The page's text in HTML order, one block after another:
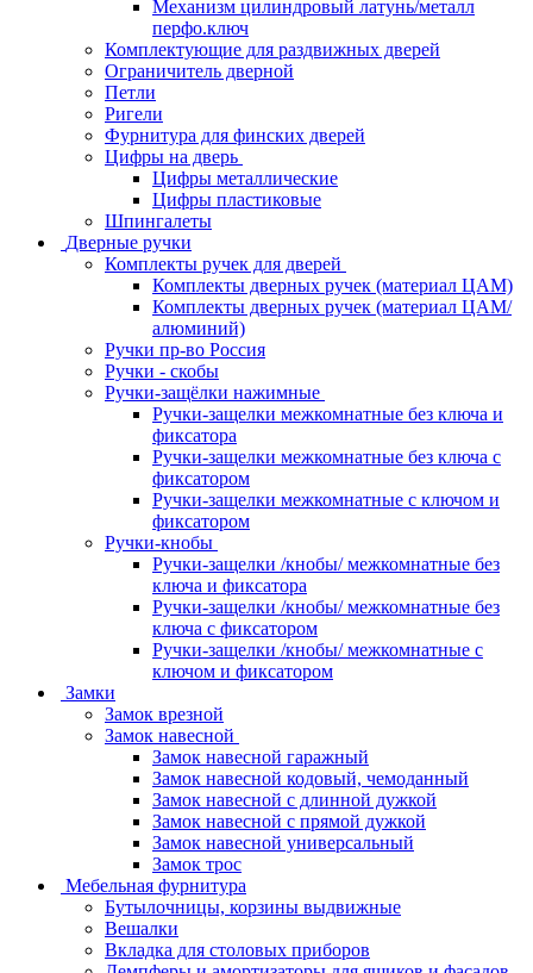
Механизм цилиндровый латунь/металл
перфо.ключ
Комплектующие для раздвижных дверей
Ограничитель дверной
Петли
Ригели
Фурнитура для финских дверей
Цифры на дверь
Цифры металлические
Цифры пластиковые
Шпингалеты
Дверные ручки
Комплекты ручек для дверей
Комплекты дверных ручек (материал ЦАМ)
Комплекты дверных ручек (материал ЦАМ/
алюминий)
Ручки пр-во Россия
Ручки - скобы
Ручки-защёлки нажимные
Ручки-защелки межкомнатные без ключа и
фиксатора
Ручки-защелки межкомнатные без ключа с
фиксатором
Ручки-защелки межкомнатные с ключом и
фиксатором
Ручки-кнобы
Ручки-защелки /кнобы/ межкомнатные без
ключа и фиксатора
Ручки-защелки /кнобы/ межкомнатные без
ключа с фиксатором
Ручки-защелки /кнобы/ межкомнатные с
ключом и фиксатором
Замки
Замок врезной
Замок навесной
Замок навесной гаражный
Замок навесной кодовый, чемоданный
Замок навесной с длинной дужкой
Замок навесной с прямой дужкой
Замок навесной универсальный
Замок трос
Мебельная фурнитура
Бутылочницы, корзины выдвижные
Вешалки
Вкладка для столовых приборов